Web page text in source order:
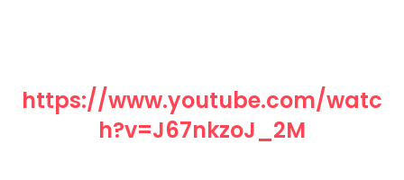
https://www.youtube.com/watc
h?v=J67nkzoJ_2M